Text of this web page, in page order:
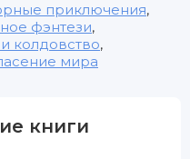
приключения,
фэнтези,
колдовство,
мира
книги